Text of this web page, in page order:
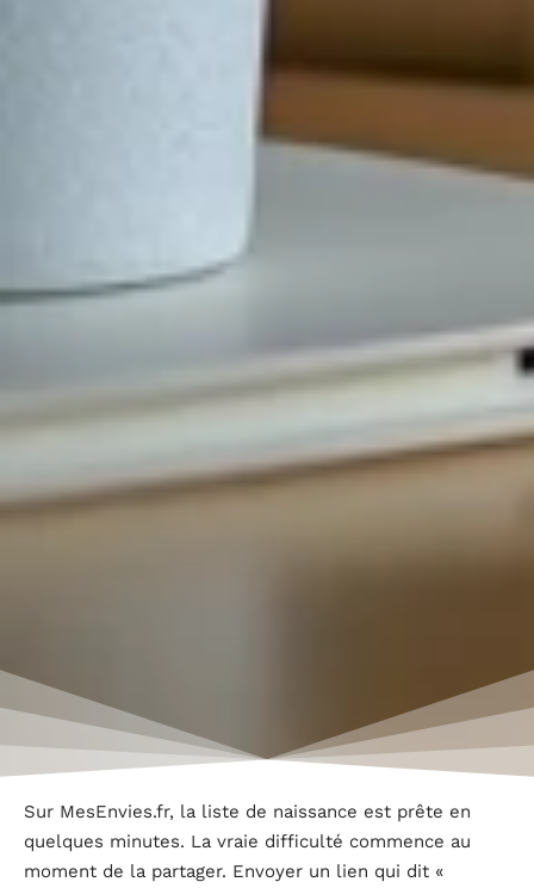
Sur MesEnvies.fr, la liste de naissance est prête en
quelques minutes. La vraie difficulté commence au
moment de la partager. Envoyer un lien qui dit «